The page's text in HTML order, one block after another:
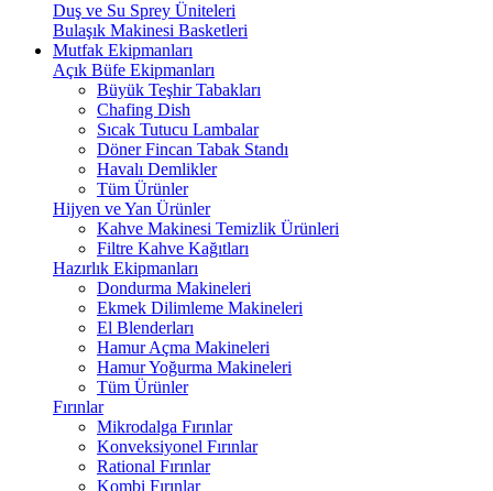
Duş ve Su Sprey Üniteleri
Bulaşık Makinesi Basketleri
Mutfak Ekipmanları
Açık Büfe Ekipmanları
Büyük Teşhir Tabakları
Chafing Dish
Sıcak Tutucu Lambalar
Döner Fincan Tabak Standı
Havalı Demlikler
Tüm Ürünler
Hijyen ve Yan Ürünler
Kahve Makinesi Temizlik Ürünleri
Filtre Kahve Kağıtları
Hazırlık Ekipmanları
Dondurma Makineleri
Ekmek Dilimleme Makineleri
El Blenderları
Hamur Açma Makineleri
Hamur Yoğurma Makineleri
Tüm Ürünler
Fırınlar
Mikrodalga Fırınlar
Konveksiyonel Fırınlar
Rational Fırınlar
Kombi Fırınlar